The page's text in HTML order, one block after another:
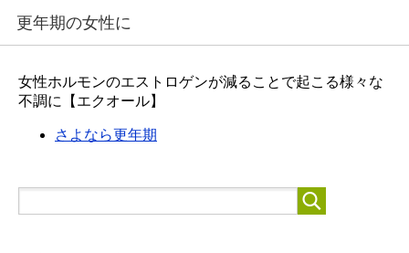
更年期の女性に
女性ホルモンのエストロゲンが減ることで起こる様々な
不調に【エクオール】
さよなら更年期